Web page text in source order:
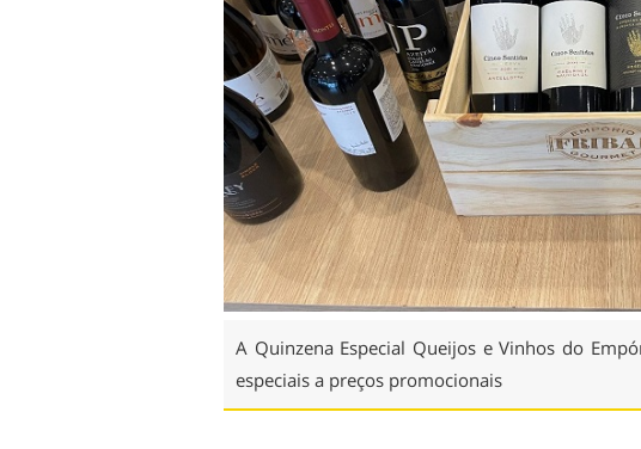
A Quinzena Especial Queijos e Vinhos do
especiais a preços promocionais